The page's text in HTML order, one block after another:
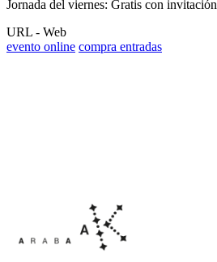
Jornada del viernes: Gratis con invitación
URL - Web
evento online compra entradas